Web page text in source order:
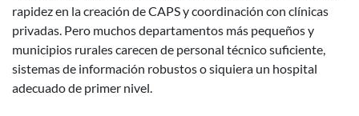
rapidez en la creación de CAPS y coordinación con clínicas
privadas. Pero muchos departamentos más pequeños y
municipios rurales carecen de personal técnico suficiente,
sistemas de información robustos o siquiera un hospital
adecuado de primer nivel.